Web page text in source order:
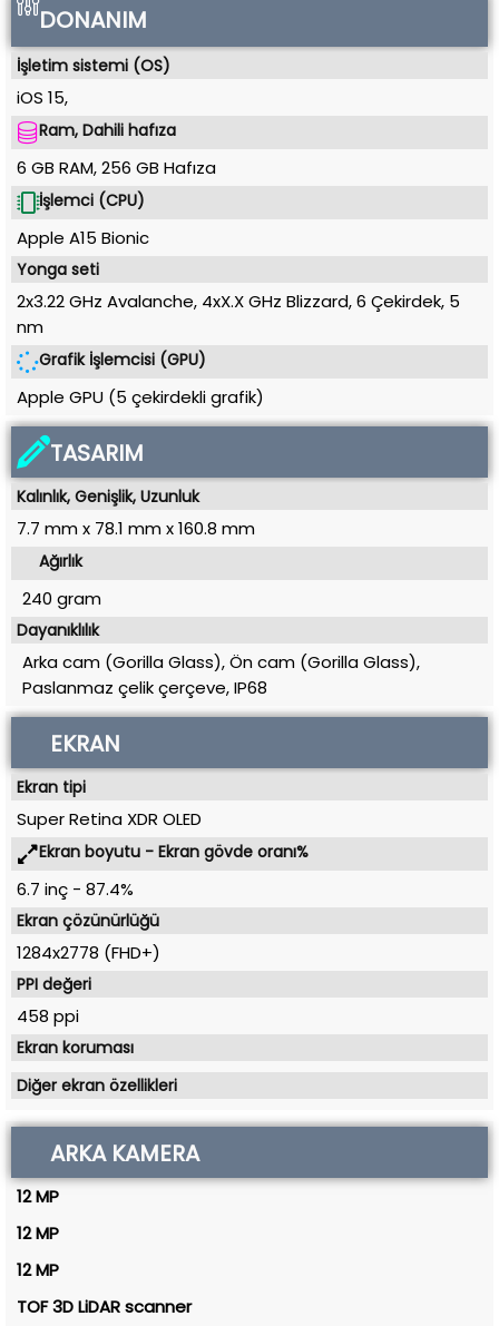
DONANIM
İşletim sistemi (OS)
iOS 15,
Ram, Dahili hafıza
6 GB RAM,256 GB Hafıza
İşlemci (CPU)
Apple A15 Bionic
Yonga seti
2x3.22 GHz Avalanche, 4xX.X GHz Blizzard, 6 Çekirdek, 5
nm
Grafik İşlemcisi (GPU)
Apple GPU (5 çekirdekli grafik)
TASARIM
Kalınlık, Genişlik, Uzunluk
7.7 mmx 78.1 mmx160.8 mm
Ağırlık
240 gram
Dayanıklılık
Arka cam (Gorilla Glass), Ön cam (Gorilla Glass),
Paslanmaz çelik çerçeve, IP68
EKRAN
Ekran tipi
Super Retina XDR OLED
Ekran boyutu - Ekran gövde oranı%
6.7 inç - 87.4%
Ekran çözünürlüğü
1284x2778 (FHD+)
PPI değeri
458 ppi
Ekran koruması
Diğer ekran özellikleri
ARKA KAMERA
12 MP
12 MP
12 MP
TOF 3D LiDAR scanner